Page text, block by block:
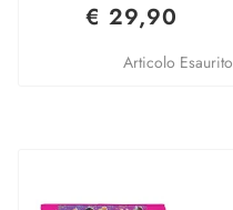
€ 29,90
Articolo Esaurito